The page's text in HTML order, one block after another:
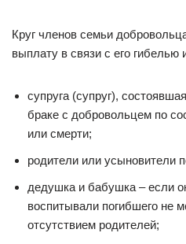
Круг членов семьи
выплату в связи с его гибелью
супруга (супруг),
браке с добровольцем по
или смерти;
родители или усыновители
дедушка и бабушка – если
воспитывали погибшего не
отсутствием родителей;